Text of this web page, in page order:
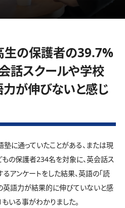
生の保護者の39.7%
話スクールや学校
が伸びないと感じ
に通っていたことがある、または現
もの保護者234名を対象に、英会話ス
アンケートをした結果、英語の「読
能の英語力が結果的に伸びていないと感
いる事がわかりました。